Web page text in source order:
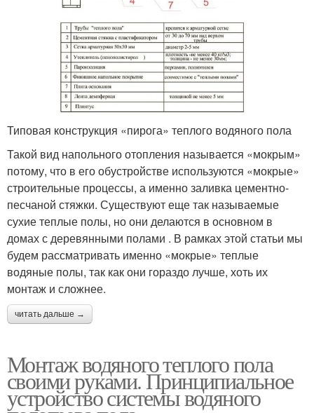
Типовая конструкция «пирога» теплого водяного пола
Такой вид напольного отопления называется «мокрым»
потому, что в его обустройстве используются «мокрые»
строительные процессы, а именно заливка цементно-
песчаной стяжки. Существуют еще так называемые
сухие теплые полы, но они делаются в основном в
домах с деревянными полами . В рамках этой статьи мы
будем рассматривать именно «мокрые» теплые
водяные полы, так как они гораздо лучше, хоть их
монтаж и сложнее.
читать дальше →
Монтаж водяного теплого пола
своими руками. Принципиальное
устройство системы водяного